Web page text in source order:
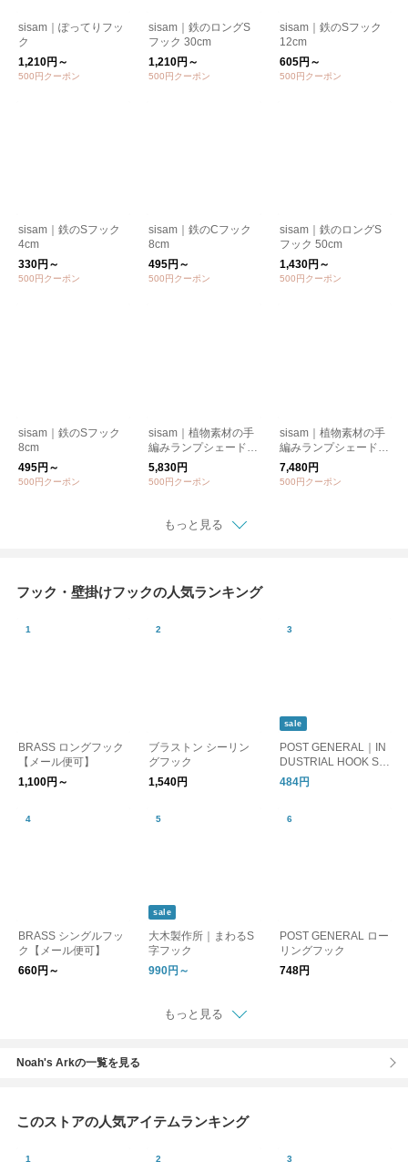
sisam｜ぽってりフッ
ク
1,210円～
500円クーポン
sisam｜鉄のロングS
フック 30cm
1,210円～
500円クーポン
sisam｜鉄のSフック
12cm
605円～
500円クーポン
sisam｜鉄のSフック
4cm
330円～
500円クーポン
sisam｜鉄のCフック
8cm
495円～
500円クーポン
sisam｜鉄のロングS
フック 50cm
1,430円～
500円クーポン
sisam｜鉄のSフック
8cm
495円～
500円クーポン
sisam｜植物素材の手
編みランプシェード
スクリューライトタイ
プ【天然素材】【ギフ
トおすすめ】/ミニア
ーライトタイプ
5,830円
500円クーポン
sisam｜植物素材の手
編みランプシェード
スタンドタイプ【天然
素材】【ギフトおすす
め】/ミニアバカボー
7,480円
500円クーポン
もっと見る
フック・壁掛けフックの人気ランキング
BRASS ロングフック
【メール便可】
1,100円～
ブラストン シーリン
グフック
1,540円
sale
POST GENERAL｜IN
DUSTRIAL HOOK ST
ANDARD -PACK2- /
インダストリアル フ
ックツー S字フック
484円
BRASS シングルフッ
ク【メール便可】
660円～
sale
大木製作所｜まわるS
字フック
990円～
POST GENERAL ロー
リングフック
748円
もっと見る
Noah's Arkの一覧を見る
このストアの人気アイテムランキング